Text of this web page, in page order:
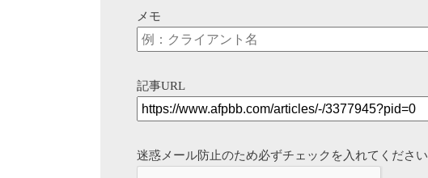
メモ
記事URL
迷惑メール防止のため必ずチェックを入れてください